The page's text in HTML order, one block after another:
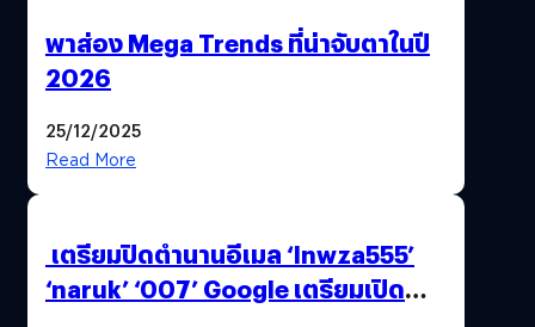
พาส่อง Mega Trends ที่น่าจับตาในปี
2026
25/12/2025
Read More
เตรียมปิดตำนานอีเมล ‘lnwza555’
‘naruk’ ‘007’ Google เตรียมเปิด